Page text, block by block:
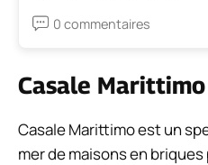
0 commentaires
Casale Marittimo
Casale Marittimo est un
mer de maisons en